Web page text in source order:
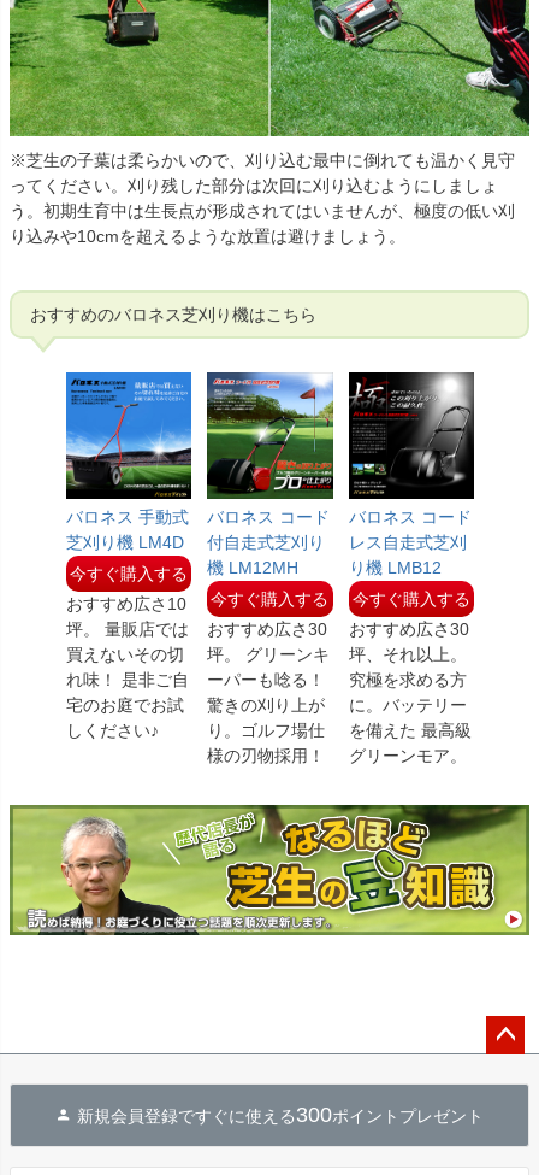
※芝生の子葉は柔らかいので、刈り込む最中に倒れても温かく見守
ってください。刈り残した部分は次回に刈り込むようにしましょ
う。初期生育中は生長点が形成されてはいませんが、極度の低い刈
り込みや10cmを超えるような放置は避けましょう。
おすすめのバロネス芝刈り機はこちら
バロネス 手動式
芝刈り機 LM4D
今すぐ購入する
おすすめ広さ10
坪。 量販店では
買えないその切
れ味！ 是非ご自
宅のお庭でお試
しください♪
バロネス コード
付自走式芝刈り
機 LM12MH
今すぐ購入する
おすすめ広さ30
坪。 グリーンキ
ーパーも唸る！
驚きの刈り上が
り。ゴルフ場仕
様の刃物採用！
バロネス コード
レス自走式芝刈
り機 LMB12
今すぐ購入する
おすすめ広さ30
坪、それ以上。
究極を求める方
に。バッテリー
を備えた 最高級
グリーンモア。
へ
新規会員登録ですぐに使える300ポイントプレゼント